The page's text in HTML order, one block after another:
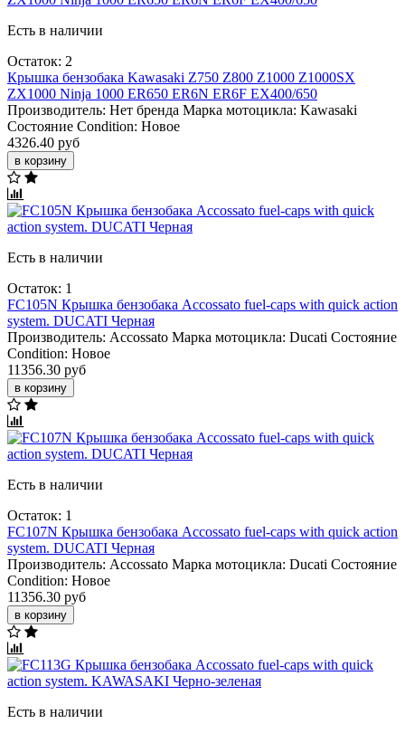
Есть в наличии
Остаток: 2
Крышка бензобака Kawasaki Z750 Z800 Z1000 Z1000SX
ZX1000 Ninja 1000 ER650 ER6N ER6F EX400/650
Производитель: Нет бренда Марка мотоцикла: Kawasaki
Состояние Condition: Новое
4326.40 руб
в корзину
Есть в наличии
Остаток: 1
FC105N Крышка бензобака Accossato fuel-caps with quick action
system. DUCATI Черная
Производитель: Accossato Марка мотоцикла: Ducati Состояние
Condition: Новое
11356.30 руб
в корзину
Есть в наличии
Остаток: 1
FC107N Крышка бензобака Accossato fuel-caps with quick action
system. DUCATI Черная
Производитель: Accossato Марка мотоцикла: Ducati Состояние
Condition: Новое
11356.30 руб
в корзину
Есть в наличии